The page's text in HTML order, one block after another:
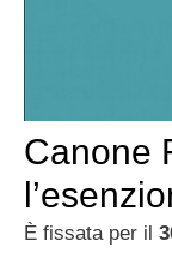
Canone
È fissata per il